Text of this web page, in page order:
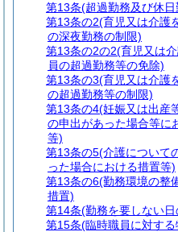
第13条(超過勤務及び休日
第13条の2(育児又は介護
の深夜勤務の制限)
第13条の2の2(育児又は
員の超過勤務等の免除)
第13条の3(育児又は介護
の超過勤務等の制限)
第13条の4(妊娠又は出産
の申出があった場合等に
等)
第13条の5(介護について
った場合における措置等)
第13条の6(勤務環境の整
措置)
第14条(勤務を要しない
第15条(臨時職員に対する